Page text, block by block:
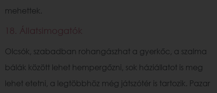
mehettek.
18. Állatsimogatók
Olcsók, szabadban rohangászhat a gyerkőc, a szalma
bálák között lehet hempergőzni, sok háziállatot is meg
lehet etetni, a legtöbbhöz még játszótér is tartozik. Pazar